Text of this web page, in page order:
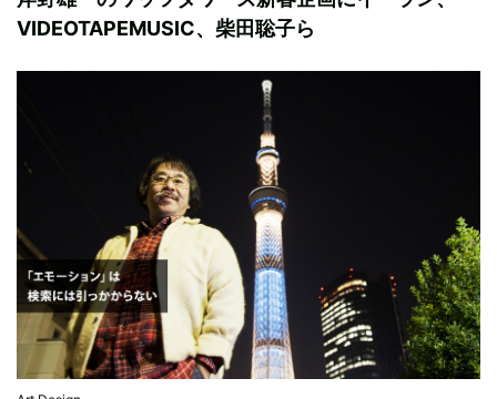
VIDEOTAPEMUSIC、柴田聡子ら